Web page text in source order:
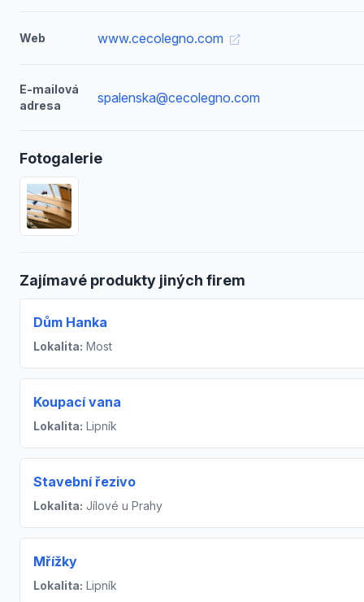
Web www.cecolegno.com
E-mailová
adresa
spalenska@cecolegno.com
Fotogalerie
Zajímavé produkty jiných firem
Dům Hanka
Lokalita: Most
Koupací vana
Lokalita: Lipník
Stavební řezivo
Lokalita: Jílové u Prahy
Mřížky
Lokalita: Lipník